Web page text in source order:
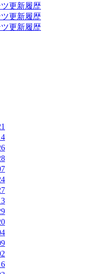
ツ更新履歴
ツ更新履歴
ツ更新履歴